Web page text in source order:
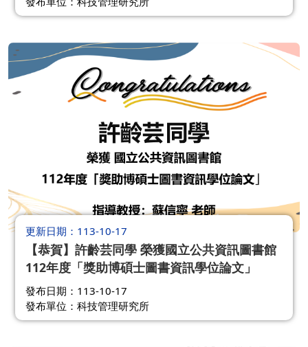
更新日期 113-10-17
【恭賀】許齡芸同學 榮獲國立公共資訊圖書館
112年度「獎助博碩士圖書資訊學位論文」
發布日期：113-10-17
發布單位：科技管理研究所